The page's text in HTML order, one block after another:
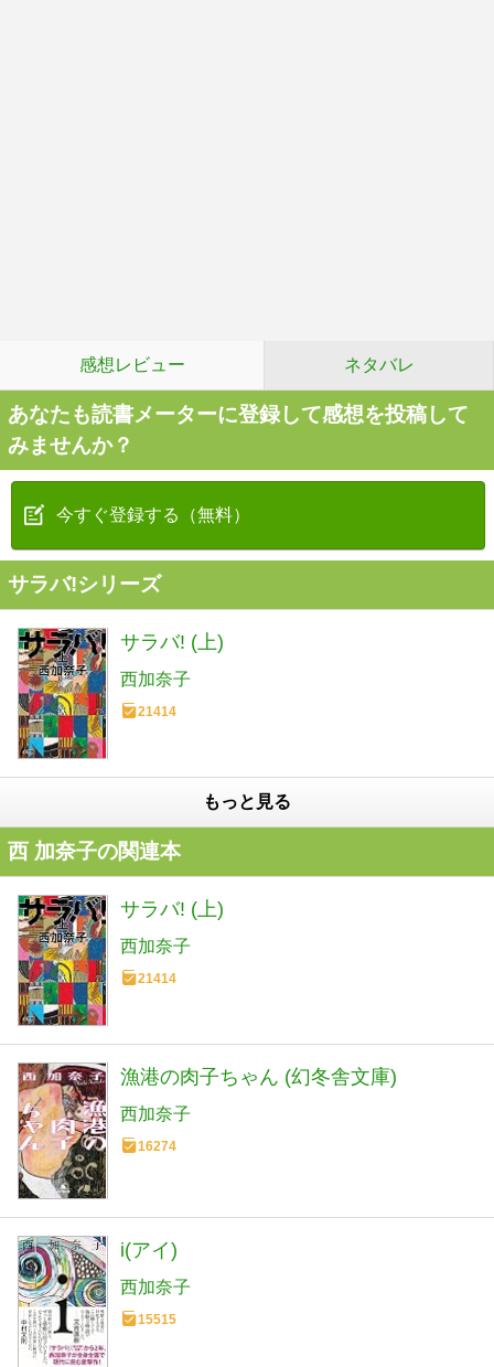
感想レビュー ネタバレ
あなたも読書メーターに登録して感想を投稿して
みませんか？
今すぐ登録する（無料）
サラバ!シリーズ
サラバ! (上)
西加奈子
21414
もっと見る
西 加奈子の関連本
サラバ! (上)
西加奈子
21414
漁港の肉子ちゃん (幻冬舎文庫)
西加奈子
16274
i(アイ)
西加奈子
15515